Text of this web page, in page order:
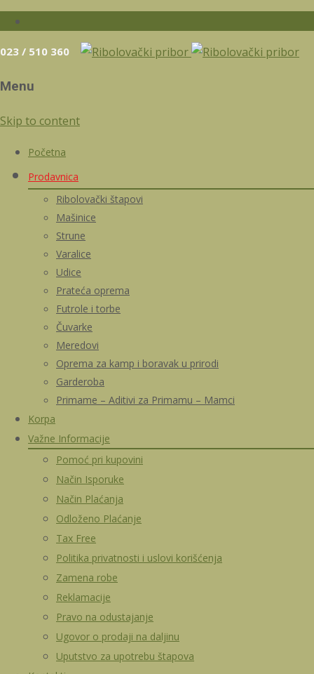
023 / 510 360
Menu
Skip to content
Početna
Prodavnica
Ribolovački štapovi
Mašinice
Strune
Varalice
Udice
Prateća oprema
Futrole i torbe
Čuvarke
Meredovi
Oprema za kamp i boravak u prirodi
Garderoba
Primame – Aditivi za Primamu – Mamci
Korpa
Važne Informacije
Pomoć pri kupovini
Način Isporuke
Način Plaćanja
Odloženo Plaćanje
Tax Free
Politika privatnosti i uslovi korišćenja
Zamena robe
Reklamacije
Pravo na odustajanje
Ugovor o prodaji na daljinu
Uputstvo za upotrebu štapova